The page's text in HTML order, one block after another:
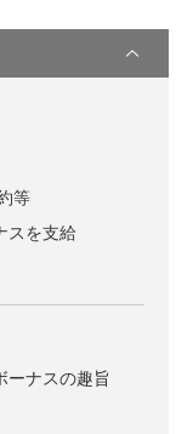
等
スを支給
ーナスの趣旨